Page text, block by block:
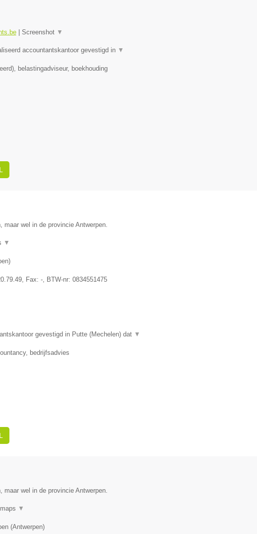
| Screenshot ▼
accountantskantoor gevestigd in ▼
belastingadviseur, boekhouding
maar wel in de provincie Antwerpen.
▼
)
, Fax: -, BTW-nr: 0834551475
gevestigd in Putte (Mechelen) dat ▼
bedrijfsadvies
maar wel in de provincie Antwerpen.
▼
(Antwerpen)